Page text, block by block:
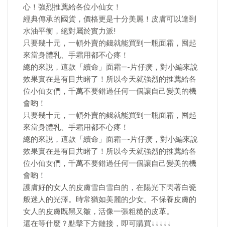
心！強烈推薦給各位小仙女！
經典傳承的國貨，價格更是十分美麗！皮膚可以達到
水油平衡，絕對屬於實力派!
只要幾十元，一頓外賣的錢就能買到一瓶面霜，囤起
來當身體乳、手霜用都不心疼！
總的來說，這款「續命」面霜—-片仔癀，對小編來說
效果實在是有目共睹了！所以今天就強烈的推薦給各
位小仙女們，千萬不要錯過任何一個讓自己變美的機
會喲！
只要幾十元，一頓外賣的錢就能買到一瓶面霜，囤起
來當身體乳、手霜用都不心疼！
總的來說，這款「續命」面霜—-片仔癀，對小編來說
效果實在是有目共睹了！所以今天就強烈的推薦給各
位小仙女們，千萬不要錯過任何一個讓自己變美的機
會喲！
護膚好的女人的皮膚雪白雪白的，在陽光下閃著白瓷
般迷人的光澤。時常猶如美麗的少女。不保養皮膚的
女人的皮膚既黑又皺，活像一張粗糙的皮革。
還在等什麼？點擊下方鏈接，即可購買↓↓↓↓↓